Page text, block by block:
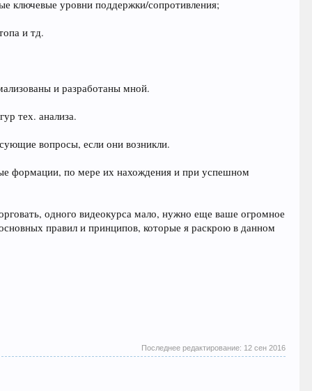
ключевые уровни поддержки/сопротивления;
и тд.
и разработаны мной.
тех. анализа.
вопросы, если они возникли.
формации, по мере их нахождения и при успешном
одного видеокурса мало, нужно еще ваше огромное
правил и принципов, которые я раскрою в данном
Последнее редактирование: 12 сен 2016